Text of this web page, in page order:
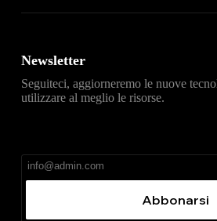
Newsletter
Seguiteci, aggiorneremo le nuove
utilizzare al meglio le risorse.
Abbonarsi